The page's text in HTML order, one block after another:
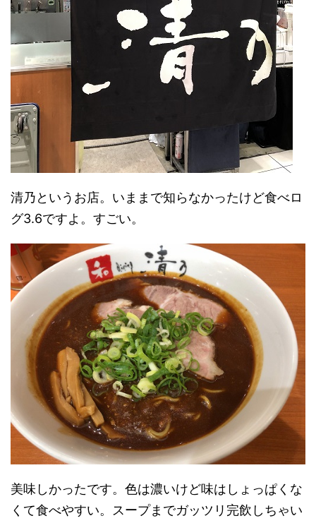
清乃というお店。いままで知らなかったけど食べロ
グ3.6ですよ。すごい。
美味しかったです。色は濃いけど味はしょっぱくな
くて食べやすい。スープまでガッツリ完飲しちゃい